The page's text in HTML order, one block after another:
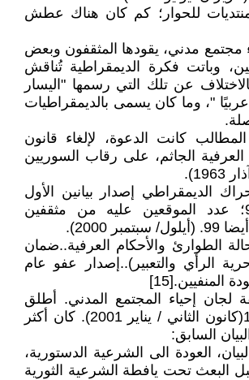
منتديات للحوار؛ كم كان هناك عطش
مجتمع مدني، يقودها المثقفون وبعض
وباتت فكرة الديمقراطية تُناقش
عن تلك التي رسمها "اليسار
عربيًا "، وما كان يسمى بالديمقراطيات
كانت الدعوة، لإلغاء قانون
العرفية الجاثم، على رقاب السوريين
الديمقراطي إصدار بيانين الأول
سمي ببيان ال99؛ عدد الموقعين عليه من مثقفين
2000).
حالة الطوارئ والأحكام العرفية..ضمان
الرأي والتعبير)..إصدار عفو عام
المنفيين.[15]
لجان إحياء المجتمع المدني. أطلق
عليه بيان ال 1000(كانون الثاني / يناير 2001). كان أكثر
السابق:
العودة الى الشرعية الدستورية،
البعث تحت يافطة الشرعية الثورية